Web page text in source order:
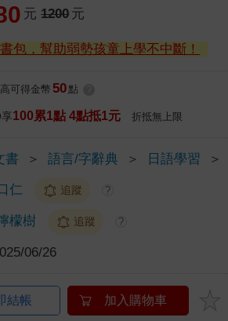
元 1200 元
包，幫助弱勢孩童上學不中斷！
可得金幣 50 點
100累1點 4點抵1元 折抵無上限
書 ＞ 語言/字辭典 ＞ 日語學習 ＞
仁 追蹤 ?
檬樹 追蹤 ?
06/26
結帳 加入購物車